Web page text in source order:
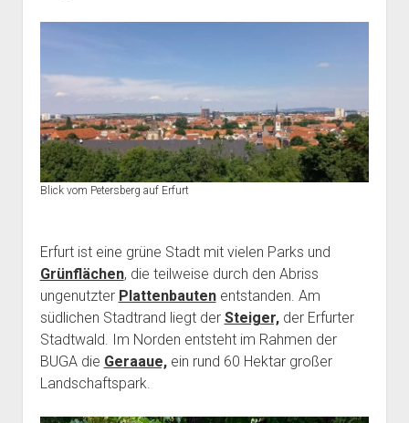
Blick vom Petersberg auf Erfurt
Erfurt ist eine grüne Stadt mit vielen Parks und
Grünflächen, die teilweise durch den Abriss
ungenutzter Plattenbautenentstanden. Am
südlichen Stadtrand liegt der Steiger,der Erfurter
Stadtwald. Im Norden entsteht im Rahmen der
BUGA die Geraaue,ein rund 60 Hektar großer
Landschaftspark.